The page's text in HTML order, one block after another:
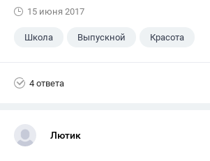
15 июня 2017
Школа Выпускной Красота
4 ответа
Лютик